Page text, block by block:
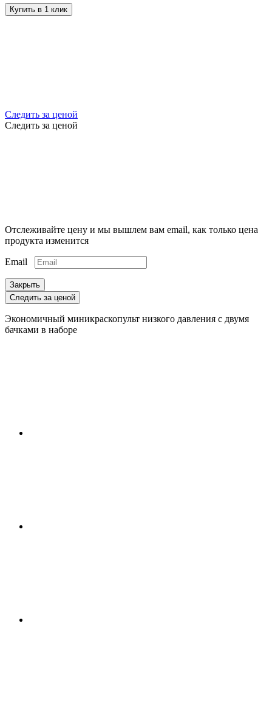
Купить в 1 клик
Следить за ценой
Следить за ценой
Отслеживайте цену и мы вышлем вам email, как только цена
продукта изменится
Email
Закрыть
Следить за ценой
Экономичный миникраскопульт низкого давления с двумя
бачками в наборе